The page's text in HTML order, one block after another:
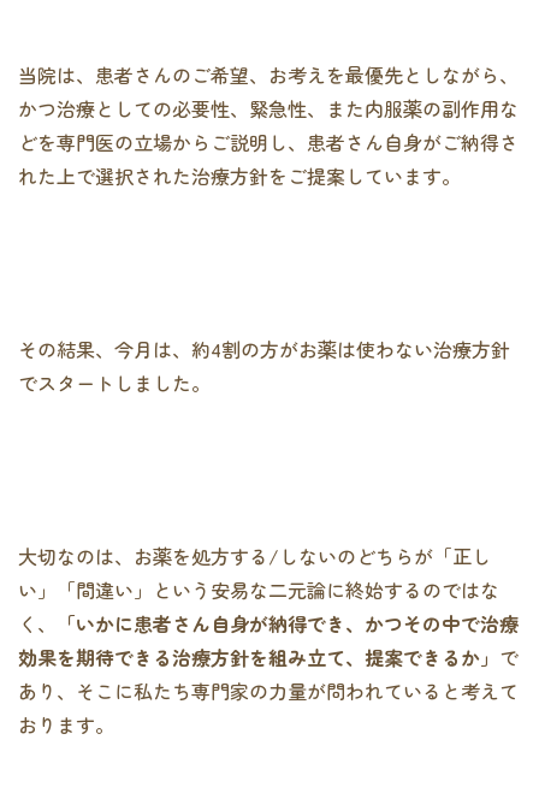
当院は、患者さんのご希望、お考えを最優先としながら、
かつ治療としての必要性、緊急性、また内服薬の副作用な
どを専門医の立場からご説明し、患者さん自身がご納得さ
れた上で選択された治療方針をご提案しています。
その結果、今月は、約4割の方がお薬は使わない治療方針
でスタートしました。
大切なのは、お薬を処方する/しないのどちらが「正し
い」「間違い」という安易な二元論に終始するのではな
く、
「いかに患者さん自身が納得でき、かつその中で治療
効果を期待できる治療方針を組み立て、提案できるか」 で
あり、そこに私たち専門家の力量が問われていると考えて
おります。